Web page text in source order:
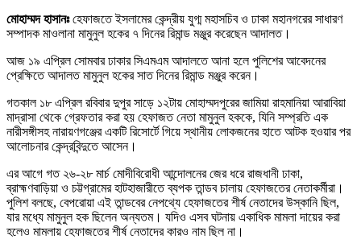
মোহাম্মদ হাসানঃহেফাজতে ইসলামের কেন্দ্রীয় যুগ্ম মহাসচিব ও ঢাকা মহানগরের সাধারণ
সম্পাদক মাওলানা মামুনুল হকের ৭ দিনের রিমান্ড মঞ্জুর করেছেন আদালত।
আজ ১৯ এপ্রিল সোমবার ঢাকার সিএমএম আদালতে আনা হলে পুলিশের আবেদনের
প্রেক্ষিতে আদালত মামুনুল হকের সাত দিনের রিমান্ড মঞ্জুর করেন।
গতকাল ১৮ এপ্রিল রবিবার দুপুর সাড়ে ১২টায় মোহাম্মদপুরের জামিয়া রাহমানিয়া আরাবিয়া
মাদ্রাসা থেকে গ্রেফতার করা হয় হেফাজত নেতা মামুনুল হককে, যিনি সম্প্রতি এক
নারীসঙ্গীসহ নারায়ণগঞ্জের একটি রিসোর্টে গিয়ে স্থানীয় লোকজনের হাতে আটক হওয়ার পর
আলোচনার কেন্দ্রবিন্দুতে আসেন।
এর আগে গত ২৬-২৮ মার্চ মোদীবিরোধী আন্দোলনের জের ধরে রাজধানী ঢাকা,
ব্রাহ্মণবাড়িয়া ও চট্টগ্রামের হাটহাজারীতে ব্যপক তান্ডব চালায় হেফাজতের নেতাকর্মীরা।
পুলিশ বলছে, বেপরোয়া এই তান্ডবের নেপথ্যে হেফাজতের শীর্ষ নেতাদের উস্কানি ছিল,
যার মধ্যে মামুনুল হক ছিলেন অন্যতম। যদিও এসব ঘটনায় একাধিক মামলা দায়ের করা
হলেও মামলায় হেফাজতের শীর্ষ নেতাদের কারও নাম ছিল না।